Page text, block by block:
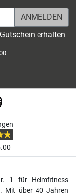
erhalten
1 für Heimfitness
Mit über 40 Jahren